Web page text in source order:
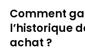
Comment
l’historique
achat ?